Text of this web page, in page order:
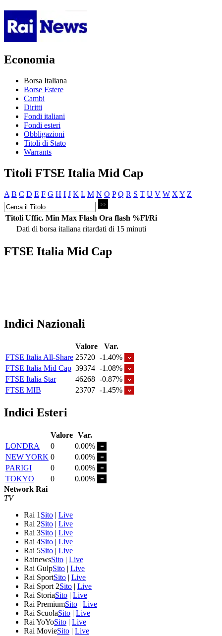
Economia
Borsa Italiana
Borse Estere
Cambi
Diritti
Fondi italiani
Fondi esteri
Obbligazioni
Titoli di Stato
Warrants
Titoli FTSE Italia Mid Cap
A B C D E F G H I J K L M N O P Q R S T U V W X Y Z
Titoli Uffic. Min Max Flash Ora flash %Fl/Ri
Dati di borsa italiana ritardati di 15 minuti
FTSE Italia Mid Cap
Indici Nazionali
Valore
Var.
FTSE Italia All-Share 25720 -1.40%
FTSE Italia Mid Cap 39374 -1.08%
FTSE Italia Star
46268 -0.87%
FTSE MIB
23707 -1.45%
Indici Esteri
Valore Var.
LONDRA
0
0.00%
NEW YORK 0
0.00%
PARIGI
0
0.00%
TOKYO
0
0.00%
Network Rai
TV
Rai 1 Sito | Live
Rai 2Sito | Live
Rai 3Sito | Live
Rai 4Sito | Live
Rai 5Sito | Live
RainewsSito | Live
Rai GulpSito | Live
Rai SportSito | Live
Rai Sport 2Sito | Live
Rai StoriaSito | Live
Rai PremiumSito | Live
Rai ScuolaSito | Live
Rai YoYoSito | Live
Rai MovieSito | Live